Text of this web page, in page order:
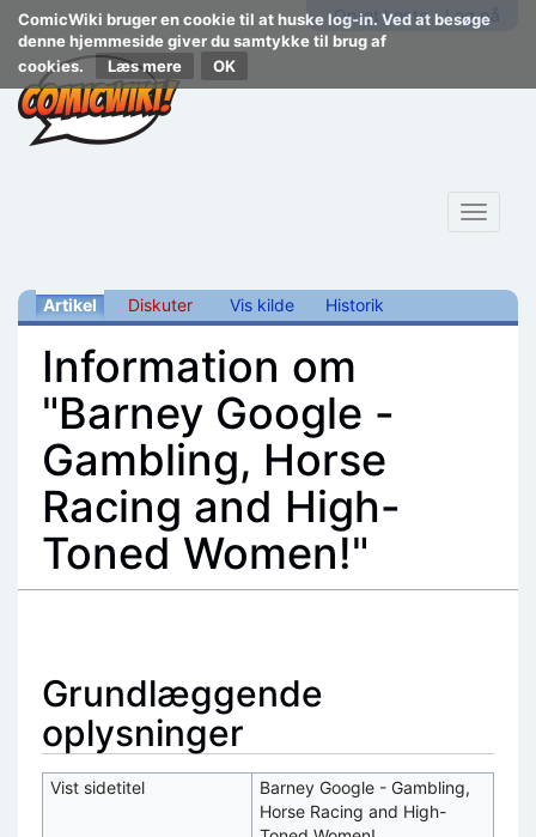
ComicWiki bruger en cookie til at huske log-in. Ved at besøge
denne hjemmeside giver du samtykke til brug af
cookies.
Læs mere
Opret konto Log på
Toggle
Artikel Diskuter Vis kilde Historik
Information om
"Barney Google -
Gambling, Horse
Racing and High-
Toned Women!"
Grundlæggende
oplysninger
Vist sidetitel
Barney Google - Gambling,
Horse Racing and High-